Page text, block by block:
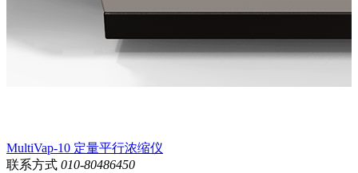
MultiVap-10 定量平行浓缩仪
联系方式 010-80486450